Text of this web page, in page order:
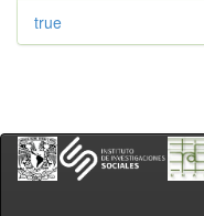
true